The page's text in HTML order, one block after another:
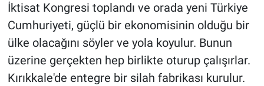
İktisat Kongresi toplandı ve orada yeni Türkiye
Cumhuriyeti, güçlü bir ekonomisinin olduğu bir
ülke olacağını söyler ve yola koyulur. Bunun
üzerine gerçekten hep birlikte oturup çalışırlar.
Kırıkkale'de entegre bir silah fabrikası kurulur.